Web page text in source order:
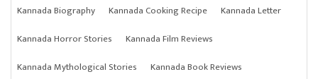
Kannada Biography
Kannada Cooking Recipe
Kannada Letter
Kannada Horror Stories
Kannada Film Reviews
Kannada Mythological Stories
Kannada Book Reviews